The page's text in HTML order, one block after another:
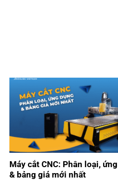
Máy cắt CNC: Phân loại,
& bảng giá mới nhất